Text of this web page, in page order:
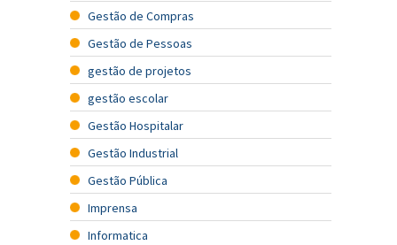
Gestão de Compras
Gestão de Pessoas
gestão de projetos
gestão escolar
Gestão Hospitalar
Gestão Industrial
Gestão Pública
Imprensa
Informatica